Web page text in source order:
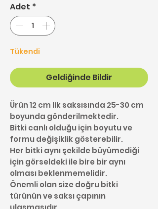
Adet *
Tükendi
Geldiğinde Bildir
Ürün 12 cm lik saksısında 25-30 cm
boyunda gönderilmektedir.
Bitki canlı olduğu için boyutu ve
formu değişiklik gösterebilir.
Her bitki aynı şekilde büyümediği
için görseldeki ile bire bir aynı
olması beklenmemelidir.
Önemli olan size doğru bitki
türünün ve saksı çapının